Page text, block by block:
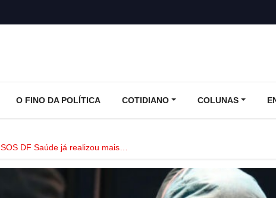
O FINO DA POLÍTICA COTIDIANO COLUNAS
SOS DF Saúde já realizou mais…